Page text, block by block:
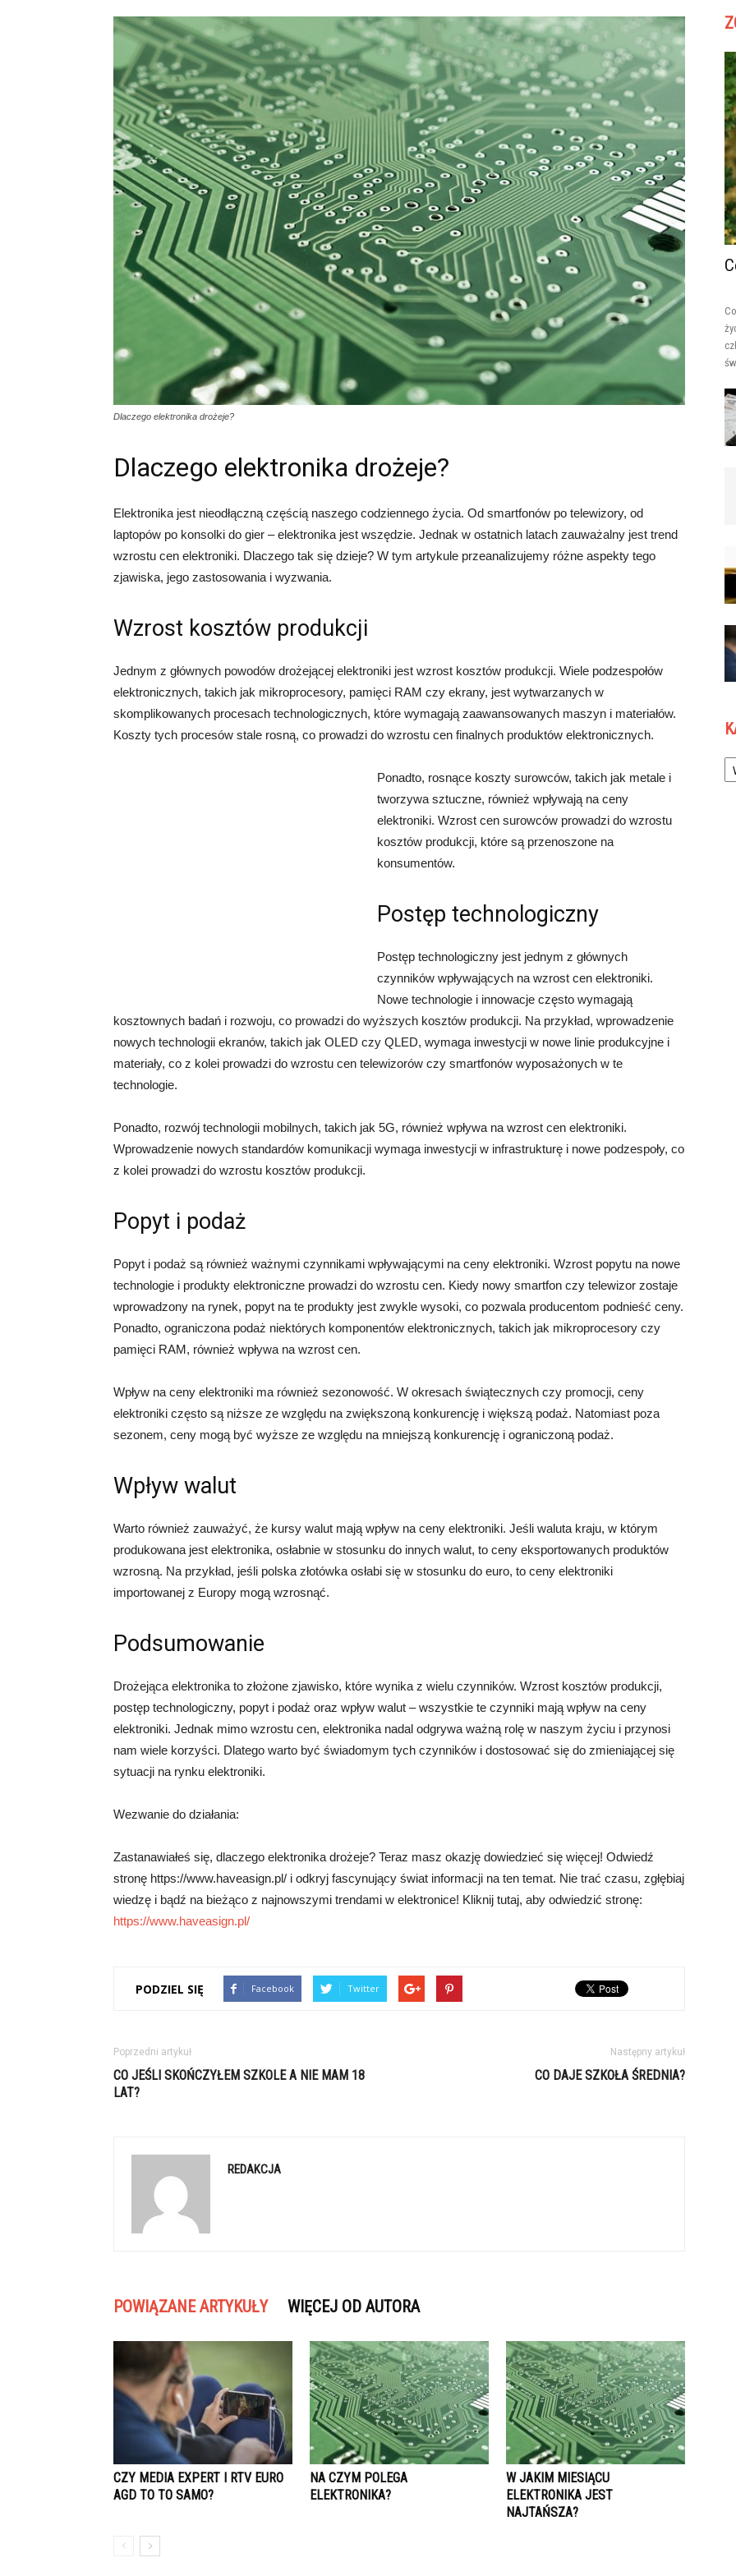
Dlaczego elektronika drożeje?
Dlaczego elektronika drożeje?
Elektronika jest nieodłączną częścią naszego codziennego życia. Od smartfonów po telewizory, od
laptopów po konsolki do gier – elektronika jest wszędzie. Jednak w ostatnich latach zauważalny jest trend
wzrostu cen elektroniki. Dlaczego tak się dzieje? W tym artykule przeanalizujemy różne aspekty tego
zjawiska, jego zastosowania i wyzwania.
Wzrost kosztów produkcji
Jednym z głównych powodów drożejącej elektroniki jest wzrost kosztów produkcji. Wiele podzespołów
elektronicznych, takich jak mikroprocesory, pamięci RAM czy ekrany, jest wytwarzanych w
skomplikowanych procesach technologicznych, które wymagają zaawansowanych maszyn i materiałów.
Koszty tych procesów stale rosną, co prowadzi do wzrostu cen finalnych produktów elektronicznych.
Ponadto, rosnące koszty surowców, takich jak metale i
tworzywa sztuczne, również wpływają na ceny
elektroniki. Wzrost cen surowców prowadzi do wzrostu
kosztów produkcji, które są przenoszone na
konsumentów.
Postęp technologiczny
Postęp technologiczny jest jednym z głównych
czynników wpływających na wzrost cen elektroniki.
Nowe technologie i innowacje często wymagają
kosztownych badań i rozwoju, co prowadzi do wyższych kosztów produkcji. Na przykład, wprowadzenie
nowych technologii ekranów, takich jak OLED czy QLED, wymaga inwestycji w nowe linie produkcyjne i
materiały, co z kolei prowadzi do wzrostu cen telewizorów czy smartfonów wyposażonych w te
technologie.
Ponadto, rozwój technologii mobilnych, takich jak 5G, również wpływa na wzrost cen elektroniki.
Wprowadzenie nowych standardów komunikacji wymaga inwestycji w infrastrukturę i nowe podzespoły, co
z kolei prowadzi do wzrostu kosztów produkcji.
Popyt i podaż
Popyt i podaż są również ważnymi czynnikami wpływającymi na ceny elektroniki. Wzrost popytu na nowe
technologie i produkty elektroniczne prowadzi do wzrostu cen. Kiedy nowy smartfon czy telewizor zostaje
wprowadzony na rynek, popyt na te produkty jest zwykle wysoki, co pozwala producentom podnieść ceny.
Ponadto, ograniczona podaż niektórych komponentów elektronicznych, takich jak mikroprocesory czy
pamięci RAM, również wpływa na wzrost cen.
Wpływ na ceny elektroniki ma również sezonowość. W okresach świątecznych czy promocji, ceny
elektroniki często są niższe ze względu na zwiększoną konkurencję i większą podaż. Natomiast poza
sezonem, ceny mogą być wyższe ze względu na mniejszą konkurencję i ograniczoną podaż.
Wpływ walut
Warto również zauważyć, że kursy walut mają wpływ na ceny elektroniki. Jeśli waluta kraju, w którym
produkowana jest elektronika, osłabnie w stosunku do innych walut, to ceny eksportowanych produktów
wzrosną. Na przykład, jeśli polska złotówka osłabi się w stosunku do euro, to ceny elektroniki
importowanej z Europy mogą wzrosnąć.
Podsumowanie
Drożejąca elektronika to złożone zjawisko, które wynika z wielu czynników. Wzrost kosztów produkcji,
postęp technologiczny, popyt i podaż oraz wpływ walut – wszystkie te czynniki mają wpływ na ceny
elektroniki. Jednak mimo wzrostu cen, elektronika nadal odgrywa ważną rolę w naszym życiu i przynosi
nam wiele korzyści. Dlatego warto być świadomym tych czynników i dostosować się do zmieniającej się
sytuacji na rynku elektroniki.
Wezwanie do działania:
Zastanawiałeś się, dlaczego elektronika drożeje? Teraz masz okazję dowiedzieć się więcej! Odwiedź
stronę https://www.haveasign.pl/ i odkryj fascynujący świat informacji na ten temat. Nie trać czasu, zgłębiaj
wiedzę i bądź na bieżąco z najnowszymi trendami w elektronice! Kliknij tutaj, aby odwiedzić stronę:
https://www.haveasign.pl/
PODZIEL SIĘ Facebook Twitter
Poprzedni artykuł
CO JEŚLI SKOŃCZYŁEM SZKOLE A NIE MAM 18
LAT?
Następny artykuł
CO DAJE SZKOŁA ŚREDNIA?
REDAKCJA
POWIĄZANE ARTYKUŁY WIĘCEJ OD AUTORA
CZY MEDIA EXPERT I RTV EURO
AGD TO TO SAMO?
NA CZYM POLEGA
ELEKTRONIKA?
W JAKIM MIESIĄCU
ELEKTRONIKA JEST
NAJTAŃSZA?